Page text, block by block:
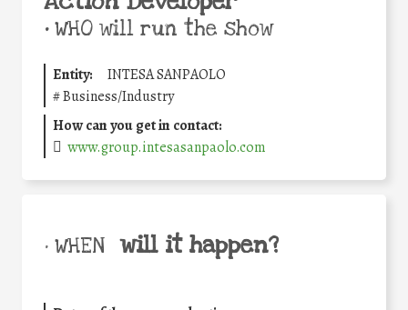
•WHO will run the show
Entity:
INTESA SANPAOLO
#Business/Industry
How can you get in contact:
www.group.intesasanpaolo.com
• WHEN will it happen?